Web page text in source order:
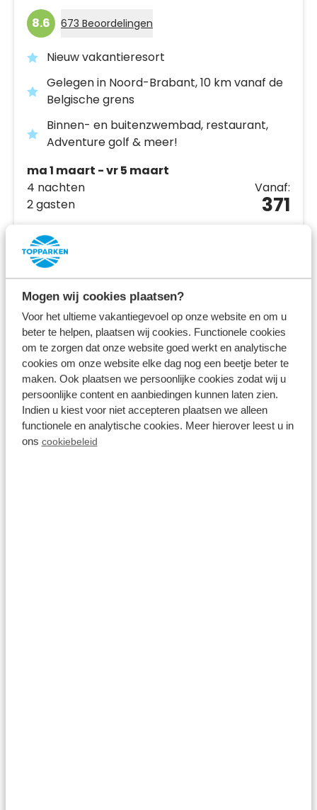
Mogen wij cookies plaatsen?
Voor het ultieme vakantiegevoel op onze website en om u
beter te helpen, plaatsen wij cookies. Functionele cookies
om te zorgen dat onze website goed werkt en analytische
cookies om onze website elke dag nog een beetje beter te
maken. Ook plaatsen we persoonlijke cookies zodat wij u
persoonlijke content en aanbiedingen kunnen laten zien.
Indien u kiest voor niet accepteren plaatsen we alleen
functionele en analytische cookies. Meer hierover leest u in
ons cookiebeleid
8.6 673 Beoordelingen
Nieuw vakantieresort
Gelegen in Noord-Brabant, 10 km vanaf de
Belgische grens
Binnen- en buitenzwembad, restaurant,
Adventure golf & meer!
ma 1 maart - vr 5 maart
4 nachten
2 gasten
Vanaf:
371
Bekijk vakantiepark